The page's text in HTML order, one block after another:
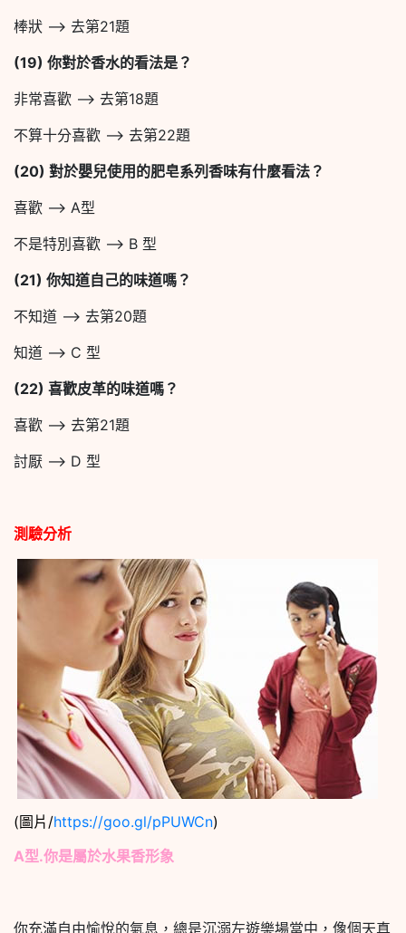
棒狀 –> 去第21題
(19) 你對於香水的看法是？
非常喜歡 –> 去第18題
不算十分喜歡 –> 去第22題
(20) 對於嬰兒使用的肥皂系列香味有什麼看法？
喜歡 –> A型
不是特別喜歡 –> B 型
(21) 你知道自己的味道嗎？
不知道 –> 去第20題
知道 –> C 型
(22) 喜歡皮革的味道嗎？
喜歡 –> 去第21題
討厭 –> D 型
測驗分析
(圖片/https://goo.gl/pPUWCn)
A型.你是屬於水果香形象
你充滿自由愉悅的氣息，總是沉溺左遊樂場當中，像個天真